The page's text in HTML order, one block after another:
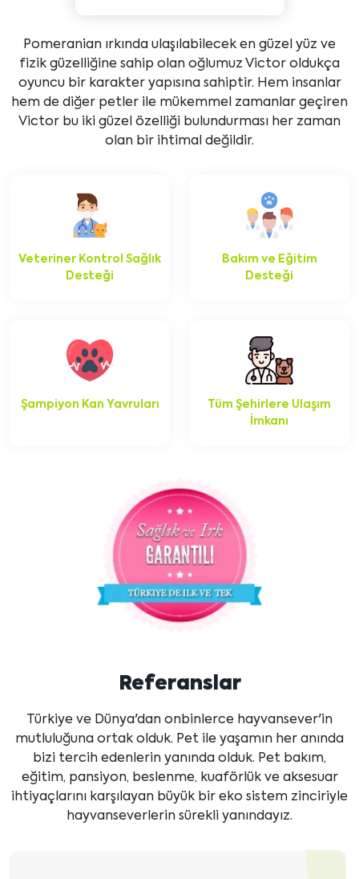
Pomeranian ırkında ulaşılabilecek en güzel yüz ve
fizik güzelliğine sahip olan oğlumuz Victor oldukça
oyuncu bir karakter yapısına sahiptir. Hem insanlar
hem de diğer petler ile mükemmel zamanlar geçiren
Victor bu iki güzel özelliği bulundurması her zaman
olan bir ihtimal değildir.
Veteriner Kontrol Sağlık
Desteği
Bakım ve Eğitim
Desteği
Şampiyon Kan Yavruları
Tüm Şehirlere Ulaşım
İmkanı
Referanslar
Türkiye ve Dünya'dan onbinlerce hayvansever'in
mutluluğuna ortak olduk. Pet ile yaşamın her anında
bizi tercih edenlerin yanında olduk. Pet bakım,
eğitim, pansiyon, beslenme, kuaförlük ve aksesuar
ihtiyaçlarını karşılayan büyük bir eko sistem zinciriyle
hayvanseverlerin sürekli yanındayız.